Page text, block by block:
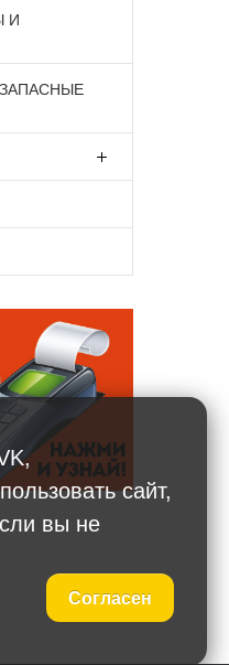
И
сайт,
вы не
Согласен